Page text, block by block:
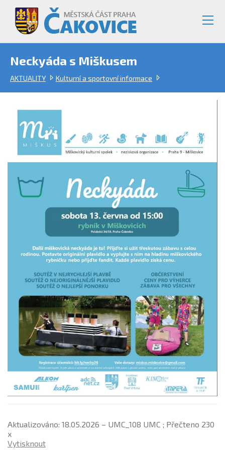
Neckyáda s Miškusem
AKTUALITY Kulturní a sportovní informace
Aktualizováno: 18.05.2026 – UMC_108 UMC ; Přečteno 230
x
Vytisknout